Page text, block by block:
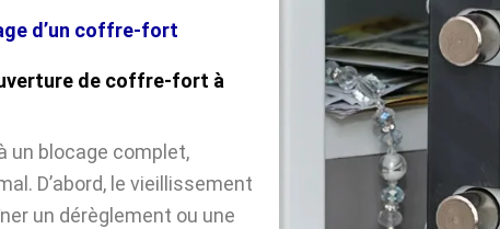
d’un coffre-fort
de coffre-fort à
un blocage complet,
D’abord, le vieillissement
un dérèglement ou une